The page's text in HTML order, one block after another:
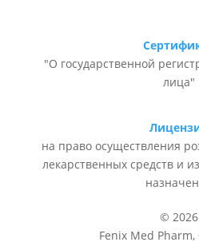
"О государственной
лица"
на право осуществления
лекарственных средств и
© 2026
Fenix Med